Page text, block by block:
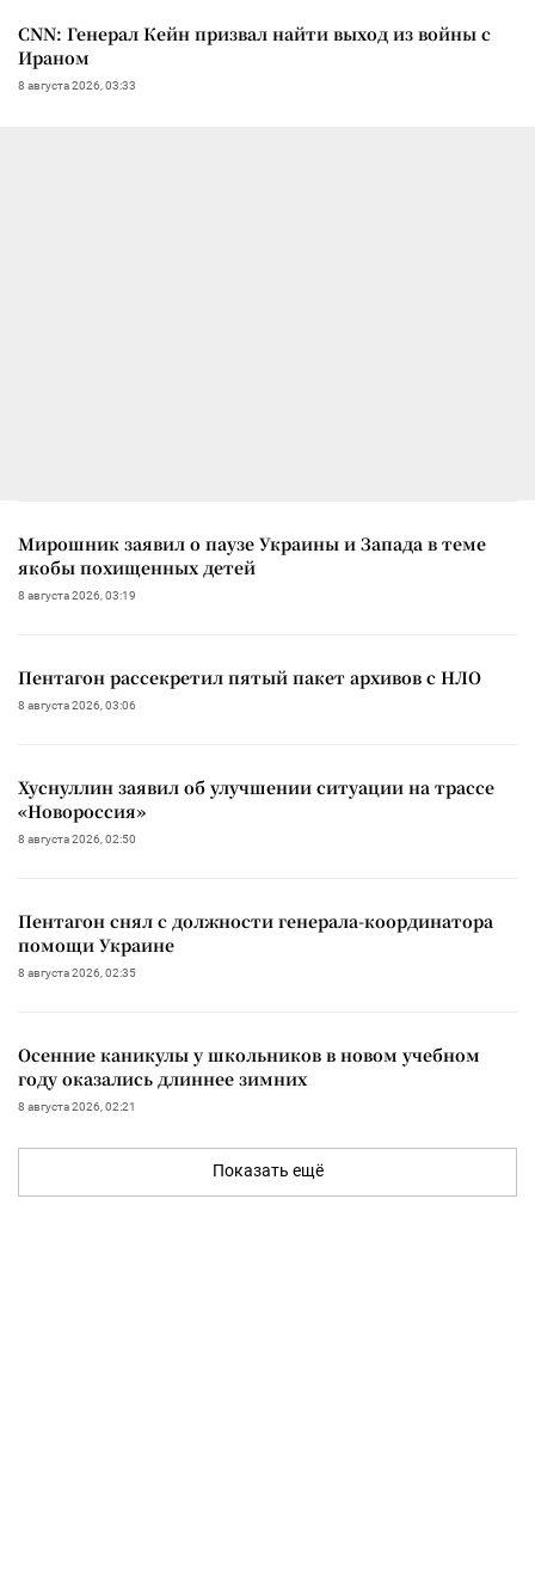
CNN: Генерал Кейн призвал найти выход из войны с
Ираном
8 августа 2026, 03:33
Мирошник заявил о паузе Украины и Запада в теме
якобы похищенных детей
8 августа 2026, 03:19
Пентагон рассекретил пятый пакет архивов с НЛО
8 августа 2026, 03:06
Хуснуллин заявил об улучшении ситуации на трассе
«Новороссия»
8 августа 2026, 02:50
Пентагон снял с должности генерала-координатора
помощи Украине
8 августа 2026, 02:35
Осенние каникулы у школьников в новом учебном
году оказались длиннее зимних
8 августа 2026, 02:21
Показать ещё